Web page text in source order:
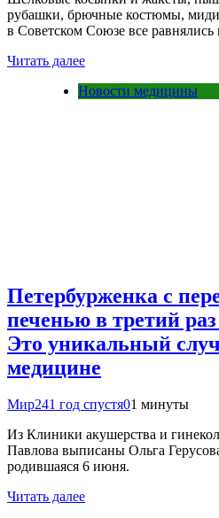
рубашки, брючные костюмы,
в Советском Союзе все
Читать далее
Новости медицины
Петербурженка с
печенью в третий
Это уникальный
медицине
Мир241 год спустя01 минуты
Из Клиники акушерства и
Павлова выписаны Ольга
родившаяся 6 июня.
Читать далее